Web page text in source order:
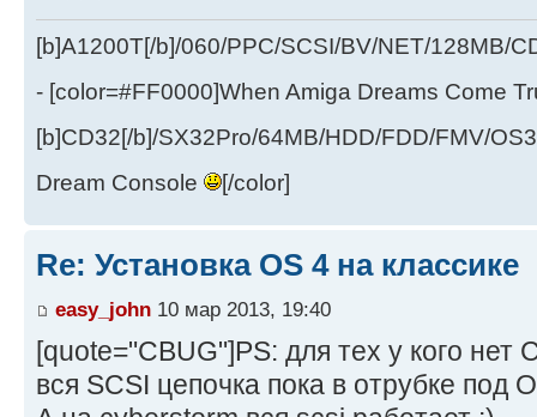
[b]A1200T[/b]/060/PPC/SCSI/BV/NET/128MB/
- [color=#FF0000]When Amiga Dreams Come
[b]CD32[/b]/SX32Pro/64MB/HDD/FDD/FMV/
Dream Console
[/color]
Re: Установка OS 4 на классике
easy_john 10 мар 2013, 19:40
[quote="CBUG"]PS: для тех у кого нет
вся SCSI цепочка пока в отрубке под